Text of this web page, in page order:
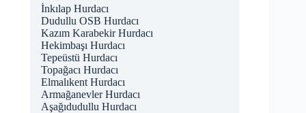
İnkılap Hurdacı
Dudullu OSB Hurdacı
Kazım Karabekir Hurdacı
Hekimbaşı Hurdacı
Tepeüstü Hurdacı
Topağacı Hurdacı
Elmalıkent Hurdacı
Armağanevler Hurdacı
Aşağıdudullu Hurdacı